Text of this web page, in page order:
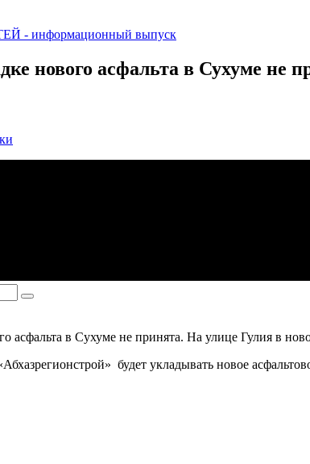
- информационный выпуск
нового асфальта в Сухуме
асфальта в Сухуме не принята. На улице Гулия в
будет укладывать новое